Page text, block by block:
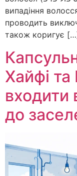
випадіння
проводить
також коригує
Хайфі
входити
до